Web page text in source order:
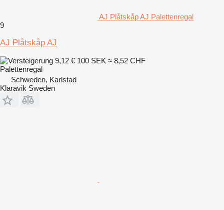
AJ Plåtskåp AJ Palettenregal
9
AJ Plåtskåp AJ
9,12 € 100 SEK ≈ 8,52 CHF
Palettenregal
Schweden, Karlstad
Klaravik Sweden